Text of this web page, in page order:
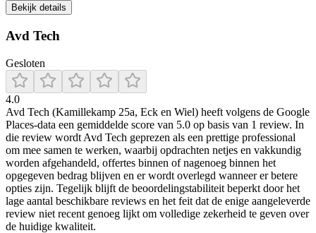
Bekijk details
Avd Tech
Gesloten
4.0
Avd Tech (Kamillekamp 25a, Eck en Wiel) heeft volgens de Google
Places-data een gemiddelde score van 5.0 op basis van 1 review. In
die review wordt Avd Tech geprezen als een prettige professional
om mee samen te werken, waarbij opdrachten netjes en vakkundig
worden afgehandeld, offertes binnen of nagenoeg binnen het
opgegeven bedrag blijven en er wordt overlegd wanneer er betere
opties zijn. Tegelijk blijft de beoordelingstabiliteit beperkt door het
lage aantal beschikbare reviews en het feit dat de enige aangeleverde
review niet recent genoeg lijkt om volledige zekerheid te geven over
de huidige kwaliteit.